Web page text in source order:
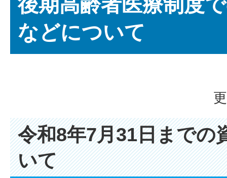
などについて
令和8年7月31日までの
いて